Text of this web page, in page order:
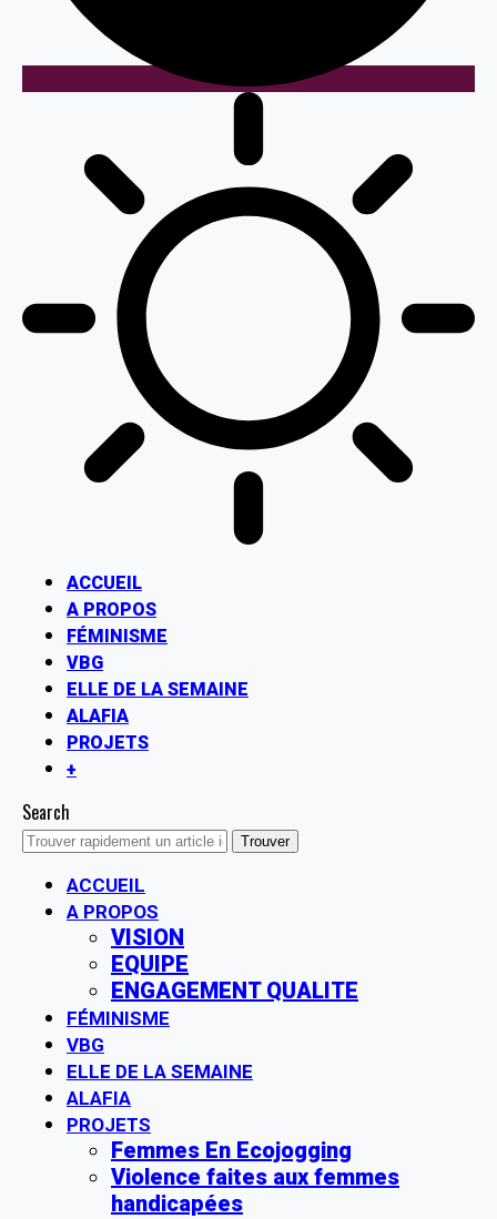
ACCUEIL
A PROPOS
FÉMINISME
VBG
ELLE DE LA SEMAINE
ALAFIA
PROJETS
+
Search
ACCUEIL
A PROPOS
VISION
EQUIPE
ENGAGEMENT QUALITE
FÉMINISME
VBG
ELLE DE LA SEMAINE
ALAFIA
PROJETS
Femmes En Ecojogging
Violence faites aux femmes
handicapées